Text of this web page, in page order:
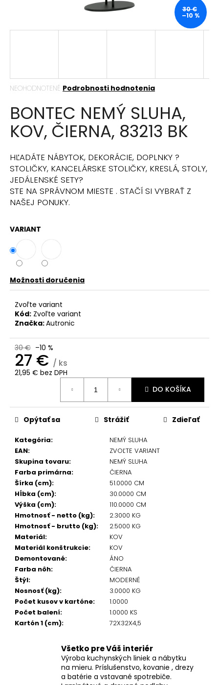
Priemerné
produktu
je
0,0
hviezdičiek.
NEOHODNOTENÉ Podrobnosti hodnotenia
BONTEC NEMÝ SLUHA,
KOV, ČIERNA, 83213 BK
HĽADÁTE NÁBYTOK, DEKORÁCIE, DOPLNKY ?
STOLIČKY, KANCELÁRSKE STOLIČKY, KRESLÁ, STOLY,
JEDÁLENSKÉ SETY?
STE NA SPRÁVNOM MIESTE . STAČÍ SI VYBRAŤ Z
NAŠEJ PONUKY.
VARIANT
Možnosti doručenia
Zvoľte variant
Kód: Zvoľte variant
Značka:Autronic
30 € –10 %
27 € / ks
21,95 € bez DPH
DO KOŠÍKA
Kategória:
NEMÝ SLUHA
EAN:
ZVOĽTE VARIANT
Skupina tovaru:
NEMÝ SLUHA
Farba primárna:
ČIERNA
Šírka (cm):
51.0000 CM
Hĺbka (cm):
30.0000 CM
Výška (cm):
110.0000 CM
Hmotnosť - netto (kg):
2.3000 KG
Hmotnosť - brutto (kg):
2.5000 KG
Materiál:
KOV
Materiál konštrukcie:
KOV
Demontované:
ÁNO
Farba nôh:
ČIERNA
Štýl:
MODERNÉ
Nosnosť (kg):
3.0000 KG
Počet kusov v kartóne:
1.0000
Počet balení:
1.0000 KS
Kartón 1 (cm): 72X32X4,5
Opýtať sa Strážiť Zdieľať
30 €
–10 %
Všetko pre Váš interiér
Výroba kuchynských liniek a nábytku
na mieru. Príslušenstvo, kovanie , drezy
a batérie a vstavané spotrebiče.
HĽADAŤ
O
d
p
o
r
a
m
e